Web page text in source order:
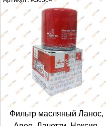
Фильтр масляный Ланос,